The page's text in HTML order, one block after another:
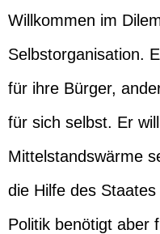
Willkommen im
Selbstorganisation.
für ihre Bürger,
für sich selbst. Er
Mittelstandswärme
die Hilfe des
Politik benötigt aber